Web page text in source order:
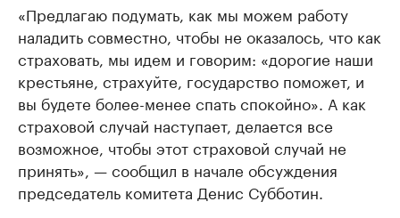
«Предлагаю подумать, как мы можем работу
наладить совместно, чтобы не оказалось, что как
страховать, мы идем и говорим: «дорогие наши
крестьяне, страхуйте, государство поможет, и
вы будете более-менее спать спокойно». А как
страховой случай наступает, делается все
возможное, чтобы этот страховой случай не
принять», — сообщил в начале обсуждения
председатель комитета Денис Субботин.